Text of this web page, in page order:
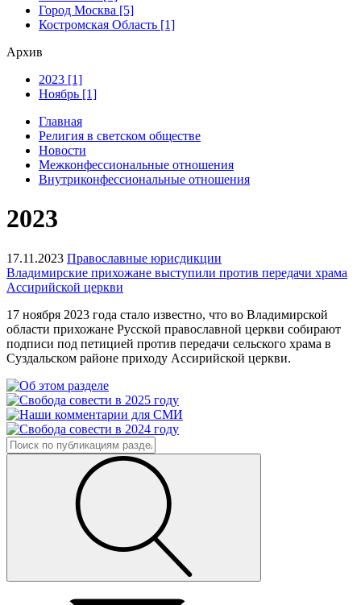
Город Москва [5]
Костромская Область [1]
Архив
2023 [1]
Ноябрь [1]
Главная
Религия в светском обществе
Новости
Межконфессиональные отношения
Внутриконфессиональные отношения
2023
17.11.2023 Православные юрисдикции
Владимирские прихожане выступили против передачи храма
Ассирийской церкви
17 ноября 2023 года стало известно, что во Владимирской
области прихожане Русской православной церкви собирают
подписи под петицией против передачи сельского храма в
Суздальском районе приходу Ассирийской церкви.